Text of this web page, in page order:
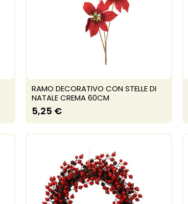
RAMO DECORATIVO CON STELLE DI
NATALE CREMA 60CM
5,25 €